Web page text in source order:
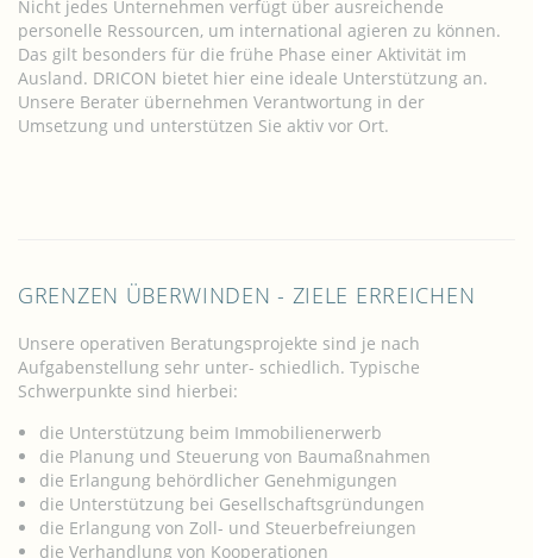
Nicht jedes Unternehmen verfügt über ausreichende
personelle Ressourcen, um international agieren zu können.
Das gilt besonders für die frühe Phase einer Aktivität im
Ausland. DRICON bietet hier eine ideale Unterstützung an.
Unsere Berater übernehmen Verantwortung in der
Umsetzung und unterstützen Sie aktiv vor Ort.
GRENZEN ÜBERWINDEN - ZIELE ERREICHEN
Unsere operativen Beratungsprojekte sind je nach
Aufgabenstellung sehr unter- schiedlich. Typische
Schwerpunkte sind hierbei:
die Unterstützung beim Immobilienerwerb
die Planung und Steuerung von Baumaßnahmen
die Erlangung behördlicher Genehmigungen
die Unterstützung bei Gesellschaftsgründungen
die Erlangung von Zoll- und Steuerbefreiungen
die Verhandlung von Kooperationen